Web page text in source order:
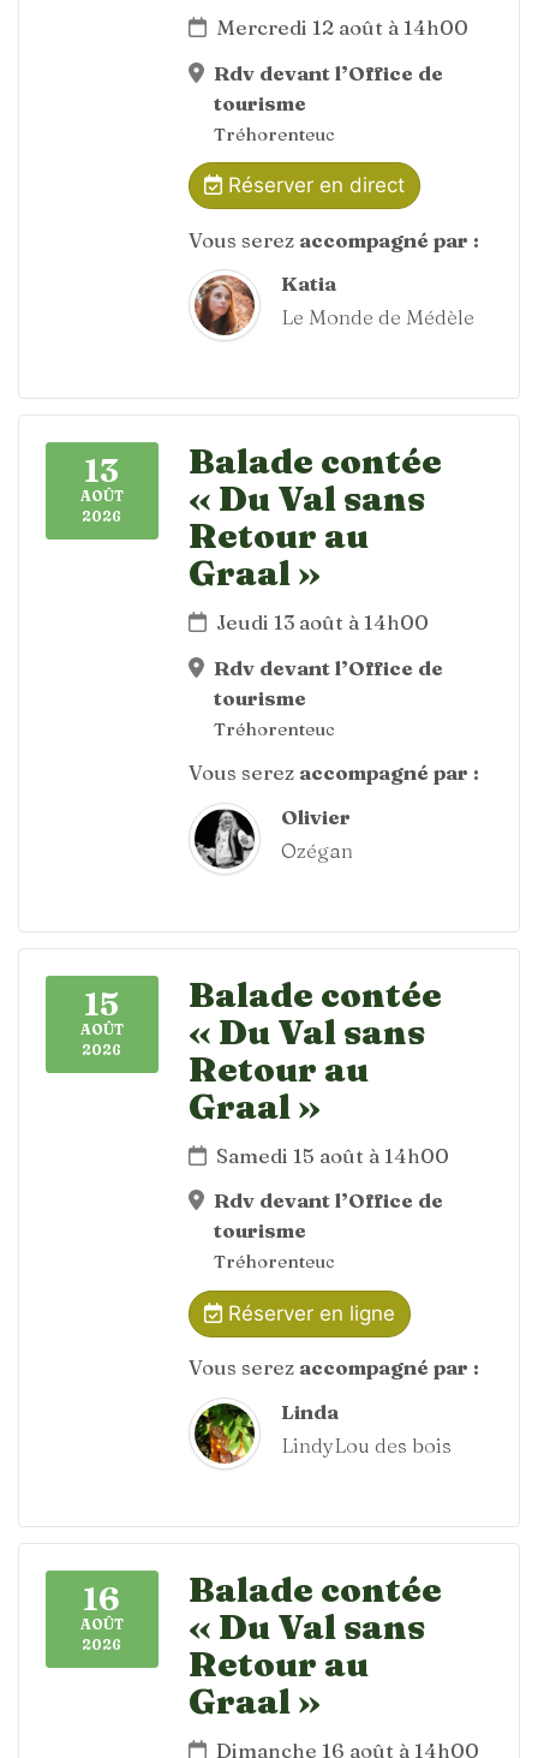
Mercredi 12 août à 14h00
Rdv devant l’Office de
tourisme
Tréhorenteuc
Réserver en direct
Vous serez accompagné par :
Katia
Le Monde de Médèle
13
AOÛT
2026
Balade contée
« Du Val sans
Retour au
Graal »
Jeudi 13 août à 14h00
Rdv devant l’Office de
tourisme
Tréhorenteuc
Vous serez accompagné par :
Olivier
Ozégan
15
AOÛT
2026
Balade contée
« Du Val sans
Retour au
Graal »
Samedi 15 août à 14h00
Rdv devant l’Office de
tourisme
Tréhorenteuc
Réserver en ligne
Vous serez accompagné par :
Linda
LindyLou des bois
16
AOÛT
2026
Balade contée
« Du Val sans
Retour au
Graal »
Dimanche 16 août à 14h00